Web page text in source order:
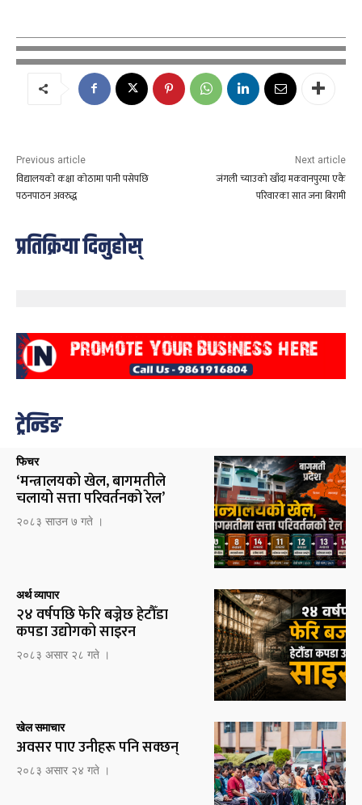
Previous article
विद्यालयको कक्षा कोठामा पानी पसेपछि
पठनपाठन अवरुद्ध
Next article
जंगली च्याउको खाँदा मकवानपुरमा एकै
परिवारका सात जना बिरामी
प्रतिक्रिया दिनुहोस्
ट्रेन्डिङ
फिचर
‘मन्त्रालयको खेल, बागमतीले
चलायो सत्ता परिवर्तनको रेल’
२०८३ साउन ७ गते ।
अर्थ व्यापार
२४ वर्षपछि फेरि बज्नेछ हेटौँडा
कपडा उद्योगको साइरन
२०८३ असार २८ गते ।
खेल समाचार
अवसर पाए उनीहरू पनि सक्छन्
२०८३ असार २४ गते ।